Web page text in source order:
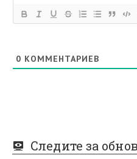
0 КОММЕНТАРИЕВ
Следите за